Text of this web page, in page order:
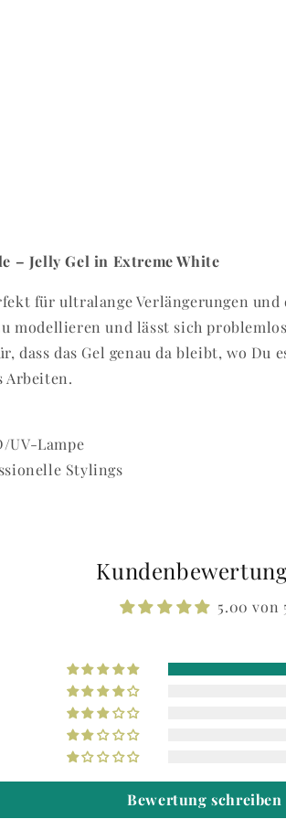
– Jelly Gel in Extreme White
für ultralange Verlängerungen
modellieren und lässt sich
dass das Gel genau da bleibt, wo Du
Arbeiten.
UV-Lampe
Stylings
5.00 von
Bewertung schreiben